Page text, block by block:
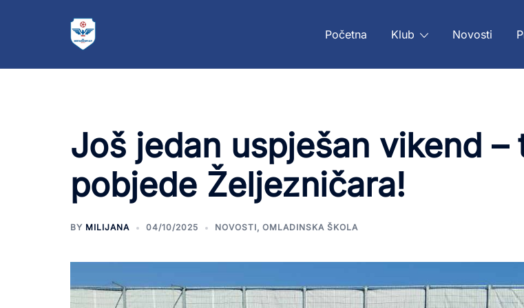
Početna Klub Novosti
Još jedan uspješan vikend –
pobjede Željezničara!
BY MILIJANA 04/10/2025 NOVOSTI, OMLADINSKA ŠKOLA